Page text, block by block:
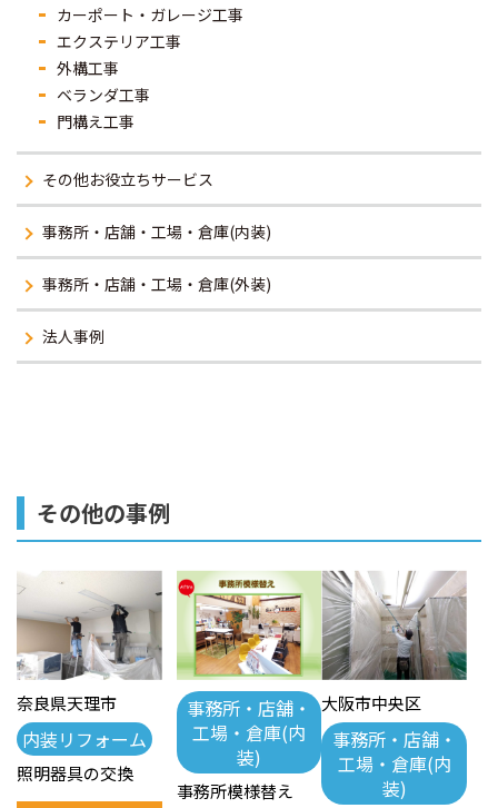
カーポート・ガレージ工事
エクステリア工事
外構工事
ベランダ工事
門構え工事
その他お役立ちサービス
事務所・店舗・工場・倉庫(内装)
事務所・店舗・工場・倉庫(外装)
法人事例
その他の事例
奈良県天理市
内装リフォーム
照明器具の交換
事務所・店舗・
工場・倉庫(内
装)
事務所模様替え
大阪市中央区
事務所・店舗・
工場・倉庫(内
装)